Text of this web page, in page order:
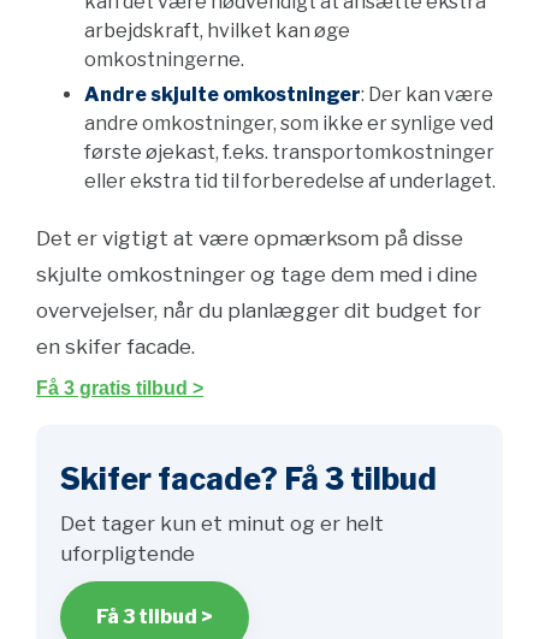
arbejdskraft, hvilket kan øge
omkostningerne.
Andre skjulte omkostninger: Der kan være
andre omkostninger, som ikke er synlige ved
første øjekast, f.eks. transportomkostninger
eller ekstra tid til forberedelse af underlaget.
Det er vigtigt at være opmærksom på disse
skjulte omkostninger og tage dem med i dine
overvejelser, når du planlægger dit budget for
en skifer facade.
Få 3 gratis tilbud >
Skifer facade? Få 3 tilbud
Det tager kun et minut og er helt
uforpligtende
Få 3 tilbud >